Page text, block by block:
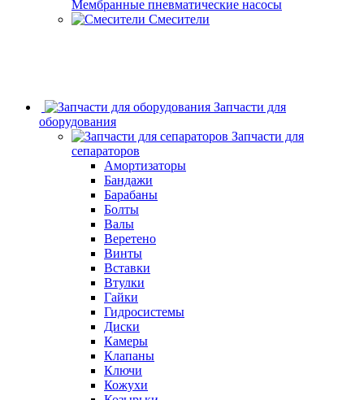
Мембранные пневматические насосы
Смесители
Запчасти для
оборудования
Запчасти для
сепараторов
Амортизаторы
Бандажи
Барабаны
Болты
Валы
Веретено
Винты
Вставки
Втулки
Гайки
Гидросистемы
Диски
Камеры
Клапаны
Ключи
Кожухи